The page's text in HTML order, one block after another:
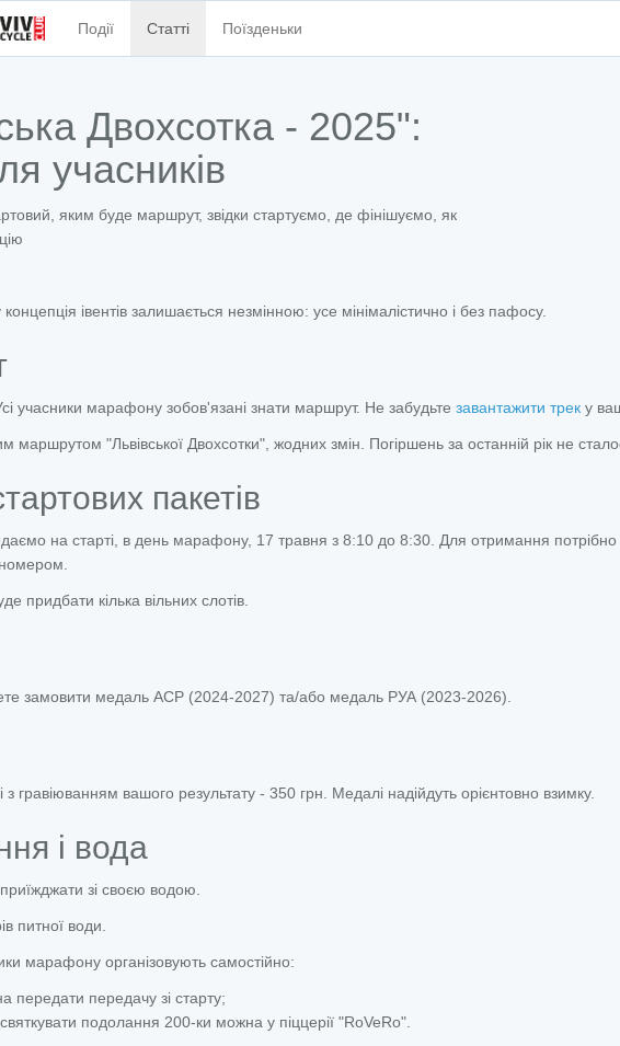
Події Статті Поїзденьки
Двохсотка - 2025":
учасників
яким буде маршрут, звідки стартуємо, де фінішуємо, як
івентів залишається незмінною: усе мінімалістично і без пафосу.
учасники марафону зобов'язані знати маршрут. Не забудьте завантажити трек у
маршрутом "Львівської Двохсотки", жодних змін. Погіршень за останній рік не
пакетів
на старті, в день марафону, 17 травня з 8:10 до 8:30. Для отримання
придбати кілька вільних слотів.
замовити медаль АСР (2024-2027) та/або медаль РУА (2023-2026).
з гравіюванням вашого результату - 350 грн. Медалі надійдуть орієнтовно взимку.
і вода
зі своєю водою.
питної води.
марафону організовують самостійно:
передати передачу зі старту;
подолання 200-ки можна у піццерії "RoVeRo".